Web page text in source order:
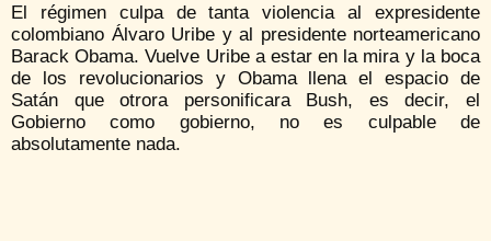
El régimen culpa de tanta violencia al expresidente
colombiano Álvaro Uribe y al presidente norteamericano
Barack Obama. Vuelve Uribe a estar en la mira y la boca
de los revolucionarios y Obama llena el espacio de
Satán que otrora personificara Bush, es decir, el
Gobierno como gobierno, no es culpable de
absolutamente nada.